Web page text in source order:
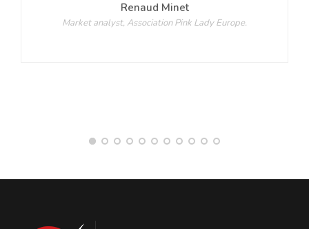
Renaud Minet
Market analyst, Association Pink Lady Europe.